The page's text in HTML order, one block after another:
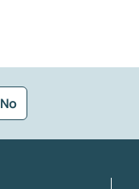
No
Seleziona la